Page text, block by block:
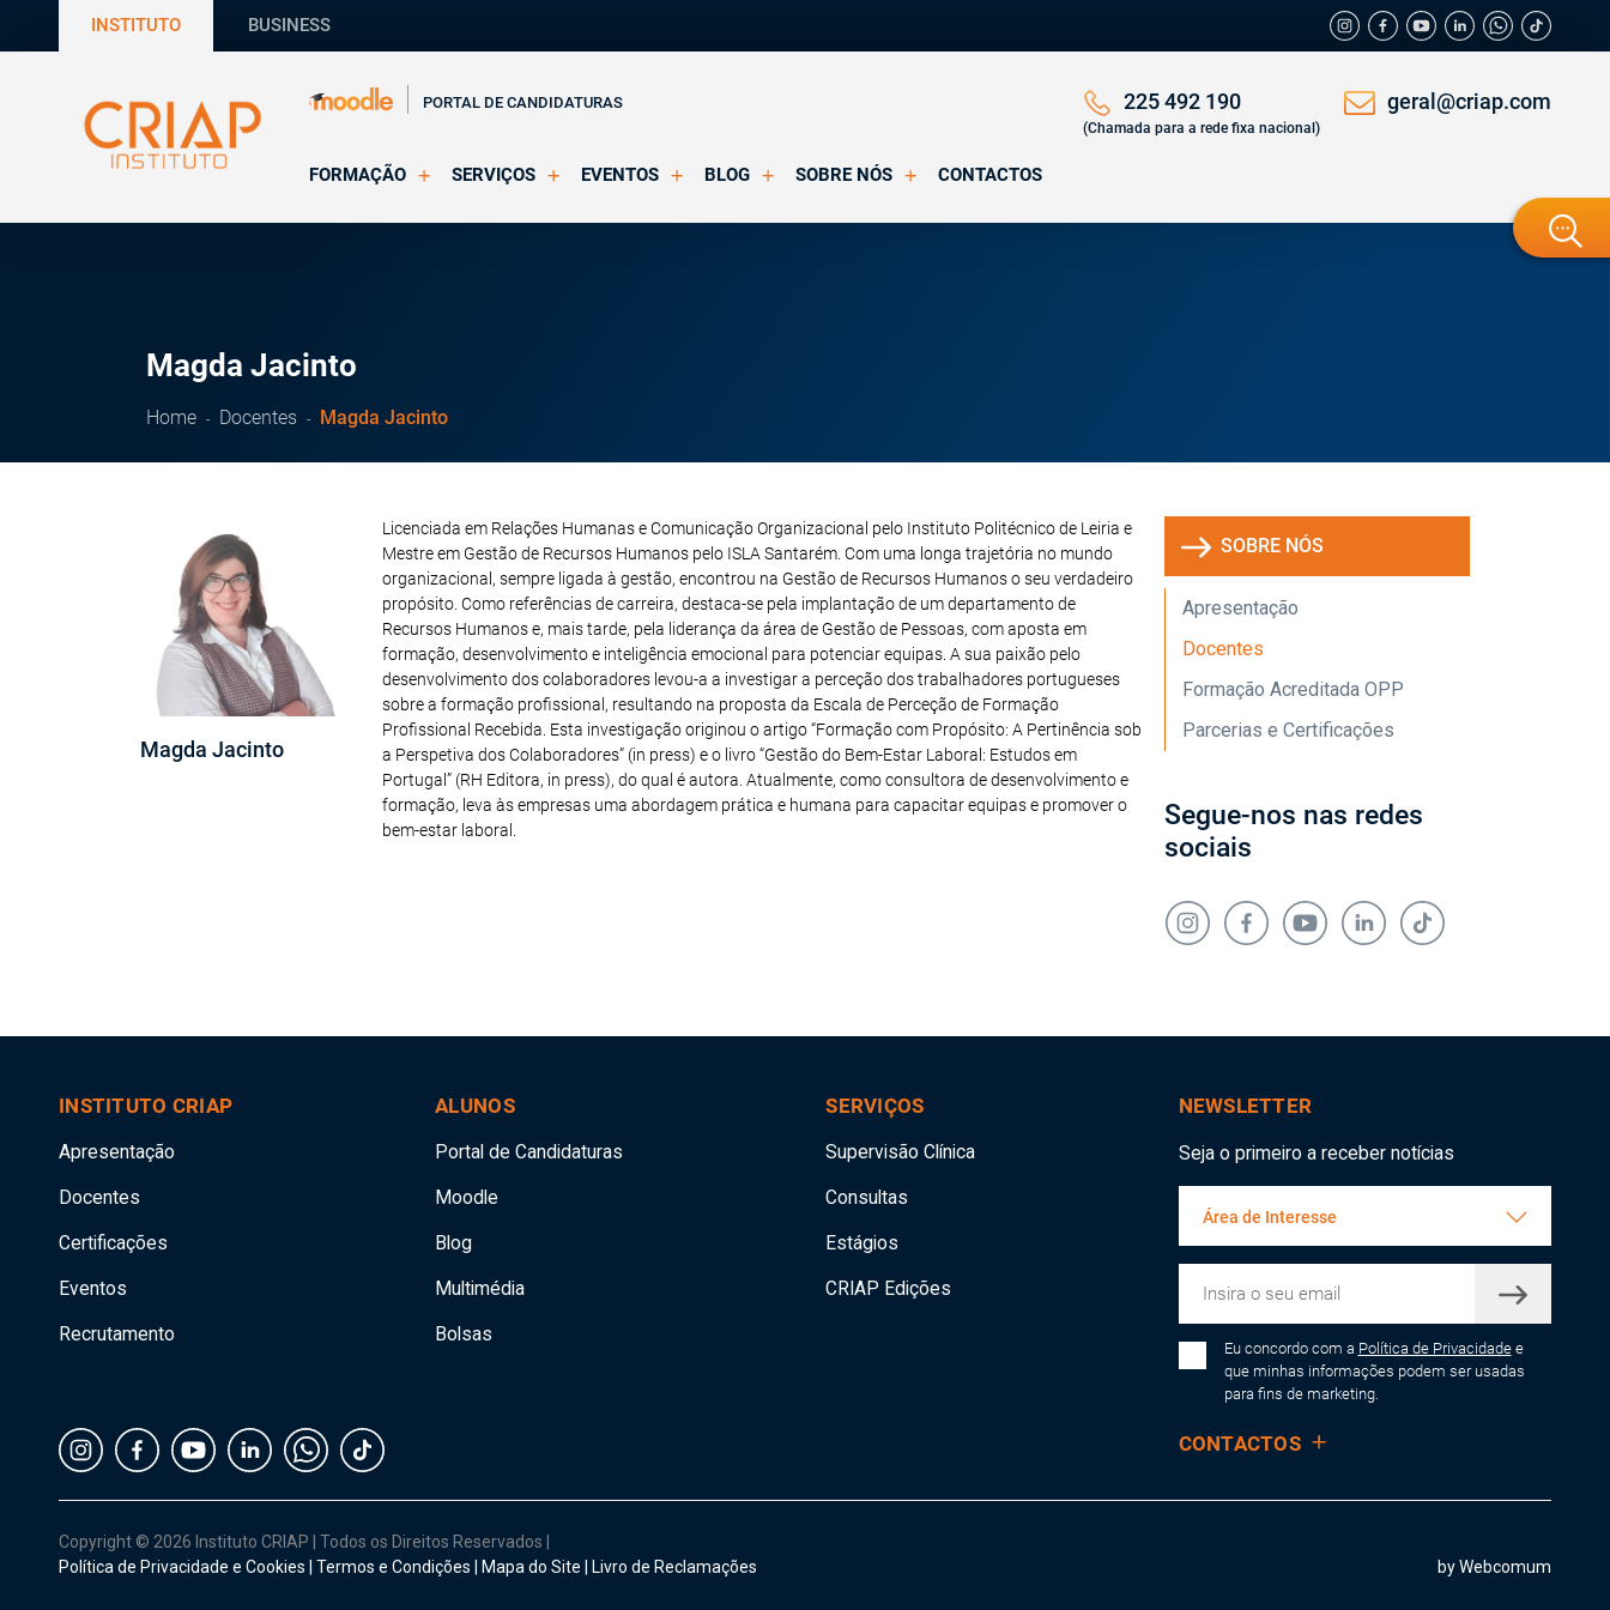
INSTITUTO BUSINESS
PORTAL DE CANDIDATURAS 225 492 190
(Chamada para a rede fixa nacional)
geral@criap.com
FORMAÇÃO SERVIÇOS EVENTOS BLOG SOBRE NÓS CONTACTOS
Magda Jacinto
Home Docentes Magda Jacinto
Magda Jacinto
Licenciada em Relações Humanas e Comunicação Organizacional pelo Instituto Politécnico de Leiria e
Mestre em Gestão de Recursos Humanos pelo ISLA Santarém. Com uma longa trajetória no mundo
organizacional, sempre ligada à gestão, encontrou na Gestão de Recursos Humanos o seu verdadeiro
propósito. Como referências de carreira, destaca-se pela implantação de um departamento de
Recursos Humanos e, mais tarde, pela liderança da área de Gestão de Pessoas, com aposta em
formação, desenvolvimento e inteligência emocional para potenciar equipas. A sua paixão pelo
desenvolvimento dos colaboradores levou-a a investigar a perceção dos trabalhadores portugueses
sobre a formação profissional, resultando na proposta da Escala de Perceção de Formação
Profissional Recebida. Esta investigação originou o artigo “Formação com Propósito: A Pertinência sob
a Perspetiva dos Colaboradores” (in press) e o livro “Gestão do Bem-Estar Laboral: Estudos em
Portugal” (RH Editora, in press), do qual é autora. Atualmente, como consultora de desenvolvimento e
formação, leva às empresas uma abordagem prática e humana para capacitar equipas e promover o
bem-estar laboral.
SOBRE NÓS
Apresentação
Docentes
Formação Acreditada OPP
Parcerias e Certificações
Segue-nos nas redes
sociais
INSTITUTO CRIAP
Apresentação
Docentes
Certificações
Eventos
Recrutamento
ALUNOS
Portal de Candidaturas
Moodle
Blog
Multimédia
Bolsas
SERVIÇOS
Supervisão Clínica
Consultas
Estágios
CRIAP Edições
CONTACTOS
NEWSLETTER
Seja o primeiro a receber notícias
Área de Interesse
Eu concordo com a Política de Privacidadee
que minhas informações podem ser usadas
para fins de marketing.
Copyright © 2026 Instituto CRIAP Todos os Direitos Reservados
Política de Privacidade e Cookies
Termos e Condições Mapa do Site Livro de Reclamações by Webcomum